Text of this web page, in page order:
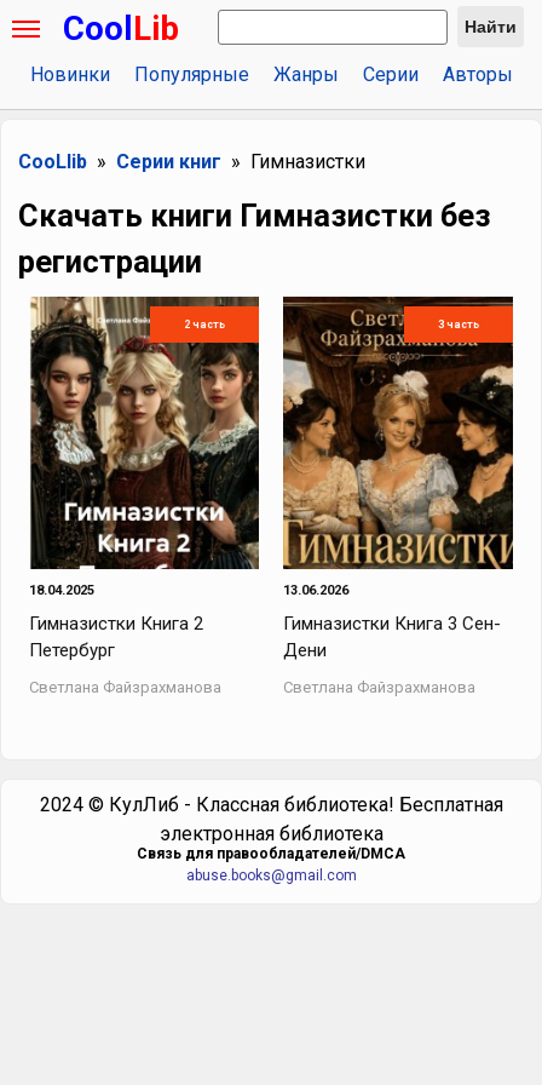
Cool Lib Найти
Новинки Популярные Жанры Серии Авторы
CooLlib Серии книг Гимназистки
Скачать книги Гимназистки без
регистрации
2 часть
18.04.2025
Гимназистки Книга 2
Петербург
Светлана Файзрахманова
3 часть
13.06.2026
Гимназистки Книга 3 Сен-
Дени
Светлана Файзрахманова
2024 © КулЛиб - Классная библиотека! Бесплатная
электронная библиотека
Cвязь для правообладателей/DMCA
abuse.books@gmail.com